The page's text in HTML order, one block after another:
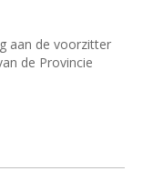
aan de voorzitter
de Provincie